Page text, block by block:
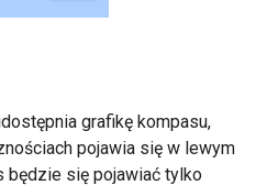
grafikę kompasu,
pojawia się w lewym
będzie się pojawiać tylko